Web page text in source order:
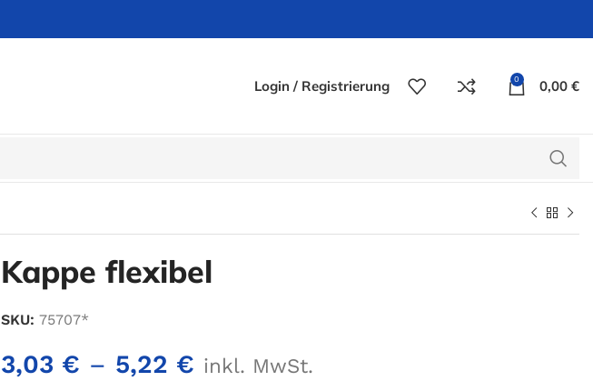
Login / Registrierung 0 0,00 €
Kappe flexibel
SKU: 75707*
3,03 € – 5,22 € inkl. MwSt.